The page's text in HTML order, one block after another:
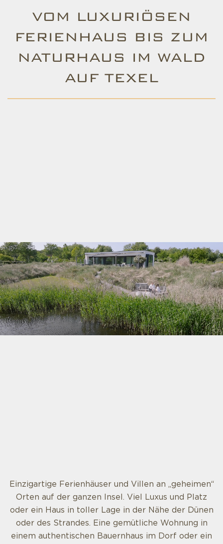
VOM LUXURIÖSEN
FERIENHAUS BIS ZUM
NATURHAUS IM WALD
AUF TEXEL
Einzigartige Ferienhäuser und Villen an „geheimen“
Orten auf der ganzen Insel. Viel Luxus und Platz
oder ein Haus in toller Lage in der Nähe der Dünen
oder des Strandes. Eine gemütliche Wohnung in
einem authentischen Bauernhaus im Dorf oder ein